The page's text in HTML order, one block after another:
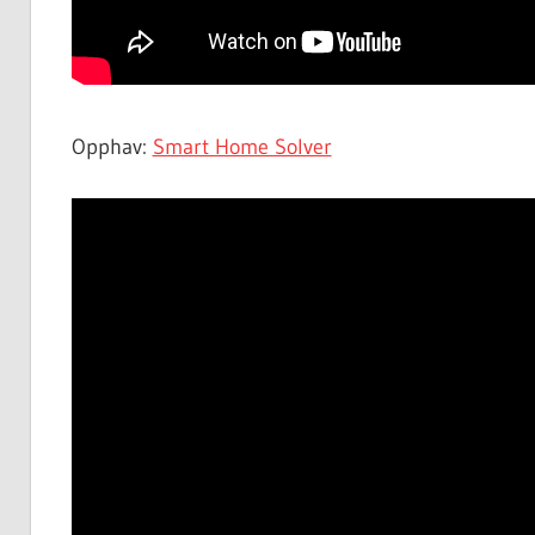
Opphav: Smart Home Solver